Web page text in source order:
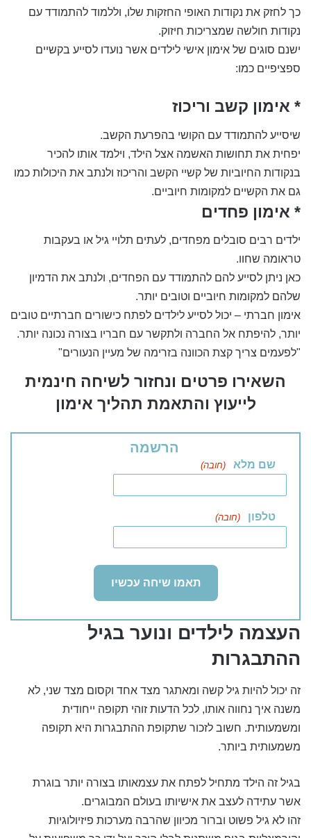
כך לחזק את נקודות האופי החזקות שלו, וללמוד להתמודד עם
נקודות חולשה שמצריכות חיזוק.
ישנם סוגים של אימון אישי לילדים אשר נועדו לסייע בקשיים
ספציפיים כמו:
* אימון קשב וריכוז
שיסייע להתמודד עם הקושי בהפרעת הקשב.
יפחית את תחושות האשמה אצל הילד, וילמד אותו להכיר
בנקודות החיוביות של קשיי הקשב והריכוז ולנתב את היכולות כמו
גם את הקשיים למקומות חיוביים.
* אימון פחדים
ילדים רבים סובלים מפחדים, לעתים תלויי גיל או בעקבות
טראומה שחוו.
כאן ניתן לסייע להם להתמודד עם הפחדים, ולנתב את הדמיון
שלהם למקומות חיוביים וטובים יותר.
אימון חברתי – יכול לסייע לילדים לפתח כישורים חברתיים טובים
יותר, להיפתח אל החברה ולתקשר עם חבריו בצורה נכונה יותר.
"לפעמים צריך קצת הכוונה בזרימה של מעיין הנעורים"
השאירו פרטים ונחזור לשיחה חינמית
לייעוץ והתאמת תהליך אימון
הרשמה
שם מלא (חובה)
טלפון (חובה)
העצמה לילדים ונוער בגיל
ההתבגרות
זה יכול להיות גיל קשה ומאתגר מצד אחד וקסום מצד שני, לא
משנה איך נחווה אותו, לכל הדעות זוהי תקופה ייחודית
ומשמעותית. חשוב לזכור שתקופת ההתבגרות היא תקופה
משמעותית ביותר.
בגיל זה הילד מתחיל לפתח את עצמאותו בצורה יותר בוגרת
אשר עתידה לעצב את אישיותו בעולם המבוגרים.
זהו לא גיל פשוט וברור מכיוון שהרבה מערכות פיזיולוגיות